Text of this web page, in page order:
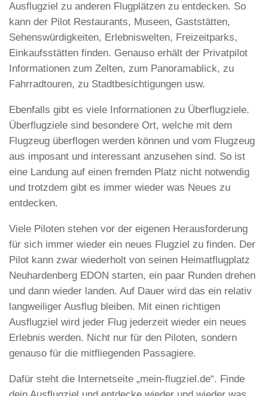
Ausflugziel zu anderen Flugplätzen zu entdecken. So
kann der Pilot Restaurants, Museen, Gaststätten,
Sehenswürdigkeiten, Erlebniswelten, Freizeitparks,
Einkaufsstätten finden. Genauso erhält der Privatpilot
Informationen zum Zelten, zum Panoramablick, zu
Fahrradtouren, zu Stadtbesichtigungen usw.
Ebenfalls gibt es viele Informationen zu Überflugziele.
Überflugziele sind besondere Ort, welche mit dem
Flugzeug überflogen werden können und vom Flugzeug
aus imposant und interessant anzusehen sind. So ist
eine Landung auf einen fremden Platz nicht notwendig
und trotzdem gibt es immer wieder was Neues zu
entdecken.
Viele Piloten stehen vor der eigenen Herausforderung
für sich immer wieder ein neues Flugziel zu finden. Der
Pilot kann zwar wiederholt von seinen Heimatflugplatz
Neuhardenberg EDON starten, ein paar Runden drehen
und dann wieder landen. Auf Dauer wird das ein relativ
langweiliger Ausflug bleiben. Mit einen richtigen
Ausflugziel wird jeder Flug jederzeit wieder ein neues
Erlebnis werden. Nicht nur für den Piloten, sondern
genauso für die mitfliegenden Passagiere.
Dafür steht die Internetseite „mein-flugziel.de“. Finde